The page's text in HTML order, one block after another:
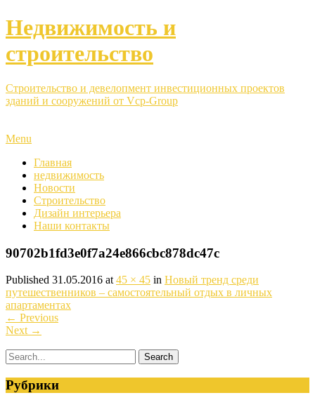
Недвижимость и
строительство
Строительство и девелопмент инвестиционных проектов
зданий и сооружений от Vcp-Group
Menu
Главная
недвижимость
Новости
Строительство
Дизайн интерьера
Наши контакты
90702b1fd3e0f7a24e866cbc878dc47c
Published 31.05.2016 at 45 × 45 in Новый тренд среди
путешественников – самостоятельный отдых в личных
апартаментах
← Previous
Next →
Рубрики